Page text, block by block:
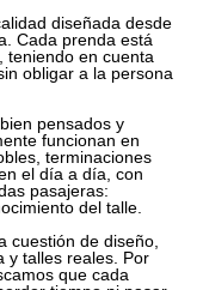
diseñada desde
Cada prenda está
teniendo en cuenta
obligar a la persona
pensados y
funcionan en
terminaciones
el día a día, con
pasajeras:
del talle.
cuestión de diseño,
y talles reales. Por
que cada